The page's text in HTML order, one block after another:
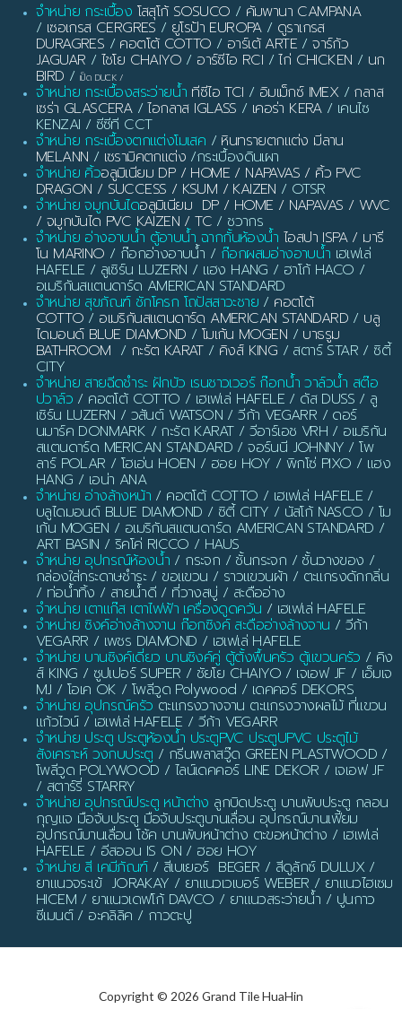
จำหน่าย กระเบื้อง โสสุโก้ SOSUCO / คัมพานา CAMPANA
/ เซอเกรส CERGRES / ยูโรป้า EUROPA/ ดูราเกรส
DURAGRES / คอตโต้ COTTO / อาร์เต้ ARTE /จาร์กัว
JAGUAR / ไชโย CHAIYO / อาร์ซีไอ RCI /ไก่ CHICKEN / นก
BIRD / เป็ด DUCK /
จำหน่าย กระเบื้องสระว่ายน้ำ ทีซีไอ TCI / อิมเม็กซ์ IMEX/ กลาส
เซร่า GLASCERA/ไอกลาส IGLASS / เคอร่า KERA/ เคนไซ
KENZAI / ซีซีที CCT
จำหน่าย กระเบื้องตกแต่งโมเสค / หินทรายตกแต่ง มีลาน
MELANN / เซรามิคตกแต่ง /กระเบื้องดินเผา
จำหน่าย คิ้วอลูมิเนียม DP / HOME / NAPAVAS / คิ้ว PVC
DRAGON / SUCCESS / KSUM / KAIZEN / OTSR
จำหน่าย จมูกบันไดอลูมิเนียม DP / HOME / NAPAVAS / WVC
/ จมูกบันได PVC KAIZEN / TC / ชวากร
จำหน่าย อ่างอาบน้ำ ตู้อาบน้ำ ฉากกั้นห้องน้ำ ไอสปา ISPA / มารี
โน MARINO / ก๊อกอ่างอาบน้ำ / ก๊อกผสมอ่างอาบน้ำ เฮเฟเล่
HAFELE / ลูเซิร์น LUZERN / แฮง HANG / ฮาโก้ HACO /
อเมริกันสแตนดาร์ด AMERICAN STANDARD
จำหน่าย สุขภัณฑ์ ชักโครก โถปัสสาวะชาย / คอตโต้
COTTO / อเมริกันสแตนดาร์ด AMERICAN STANDARD / บลู
ไดมอนด์ BLUE DIAMOND / โมเก้น MOGEN / บาธรูม
BATHROOM / กะรัต KARAT/ คิงส์ KING / สตาร์ STAR / ซิตี้
CITY
จำหน่าย สายฉีดชำระ ฝักบัว เรนชาวเวอร์ ก๊อกน้ำ วาล์วน้ำ สต๊อ
ปวาล์ว / คอตโต้ COTTO / เฮเฟเล่ HAFELE / ดัส DUSS / ลู
เซิร์น LUZERN / วสันต์ WATSON / วีก้า VEGARR / ดอร์
นมาร์ค DONMARK / กะรัต KARAT / วีอาร์เอช VRH / อเมริกัน
สแตนดาร์ด MERICAN STANDARD / จอร์นนี JOHNNY / โพ
ลาร์ POLAR / โฮเอ่น HOEN / ฮอย HOY / พิกโซ่ PIXO / แฮง
HANG / เอน่า ANA
จำหน่าย อ่างล้างหน้า / คอตโต้ COTTO / เฮเฟเล่ HAFELE /
บลูไดมอนด์ BLUE DIAMOND / ซิตี้ CITY / นัสโก้ NASCO / โม
เก้น MOGEN / อเมริกันสแตนดาร์ด AMERICAN STANDARD /
ART BASIN / ริคโค่ RICCO / HAUS
จำหน่าย อุปกรณ์ห้องน้ำ / กระจก / ชั้นกระจก / ชั้นวางของ /
กล่องใส่กระดาษชำระ / ขอแขวน / ราวแขวนผ้า / ตะแกรงดักกลิ่น
/ ท่อน้ำทิ้ง / สายน้ำดี / ที่วางสบู่ / สะดืออ่าง
จำหน่าย เตาแก๊ส เตาไฟฟ้า เครื่องดูดควัน / เฮเฟเล่ HAFELE
จำหน่าย ซิงค์อ่างล้างจาน ก๊อกซิงค์ สะดืออ่างล้างจาน / วีก้า
VEGARR / เพชร DIAMOND / เฮเฟเล่ HAFELE
จำหน่าย บานซิงค์เดี่ยว บานซิงค์คู่ ตู้ตั้งพื้นครัว ตู้แขวนครัว / คิง
ส์ KING / ซูปเปอร์ SUPER / ชัยโย CHAIYO / เจเอฟ JF / เอ็มเจ
MJ / โอเค OK / โพลีวูด Polywood / เดคคอร์ DEKORS
จำหน่าย อุปกรณ์ครัว ตะแกรงวางจาน ตะแกรงวางผลไม้ ที่แขวน
แก้วไวน์ / เฮเฟเล่ HAFELE / วีก้า VEGARR
จำหน่าย ประตู ประตูห้องน้ำ ประตูPVC ประตูUPVC ประตูไม้
สังเคราะห์ วงกบประตู / กรีนพลาสวู๊ด GREEN PLASTWOOD /
โพลีวูด POLYWOOD / ไลน์เดคคอร์ LINE DEKOR / เจเอฟ JF
/ สตาร์รี่ STARRY
จำหน่าย อุปกรณ์ประตู หน้าต่าง ลูกบิดประตู บานพับประตู กลอน
กุญแจ มือจับประตู มือจับประตูบานเลื่อน อุปกรณ์บานเฟี้ยม
อุปกรณ์บานเลื่อน โช้ค บานพับหน้าต่าง ตะขอหน้าต่าง / เฮเฟเล่
HAFELE / อีสออน IS ON / ฮอย HOY
จำหน่าย สี เคมีภัณฑ์/ สีเบเยอร์ BEGER / สีดูลักซ์ DULUX /
ยาแนวจระเข้ JORAKAY / ยาแนวเวเบอร์ WEBER / ยาแนวไฮเซม
HICEM / ยาแนวเดฟโก้ DAVCO / ยาแนวสระว่ายน้ำ / ปูนกาว
ซีเมนต์ / อะคลิลิค / กาวตะปู
Copyright © 2026 Grand Tile HuaHin